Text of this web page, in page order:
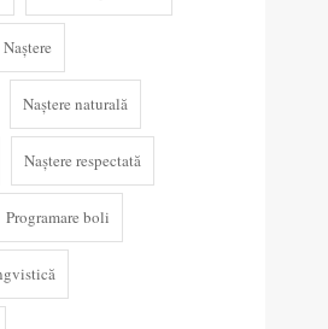
Naștere
Naștere naturală
Naștere respectată
Programare boli